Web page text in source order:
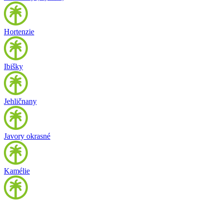
Hortenzie
Ibišky
Jehličnany
Javory okrasné
Kamélie